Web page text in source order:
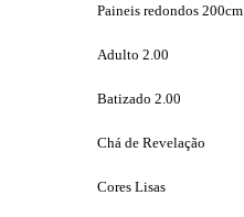
Paineis redondos 200cm
Adulto 2.00
Batizado 2.00
Chá de Revelação
Cores Lisas